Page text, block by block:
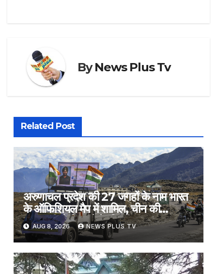
ByNews Plus Tv
Related Post
अरुणाचल प्रदेश की 27 जगहों के नाम भारत
के ऑफिशियल मैप में शामिल, चीन की
चालबाजी से निपटने के लिए उठाया कदम​on
August 8, 2026 at 1:30 am
AUG 8, 2026 NEWS PLUS TV